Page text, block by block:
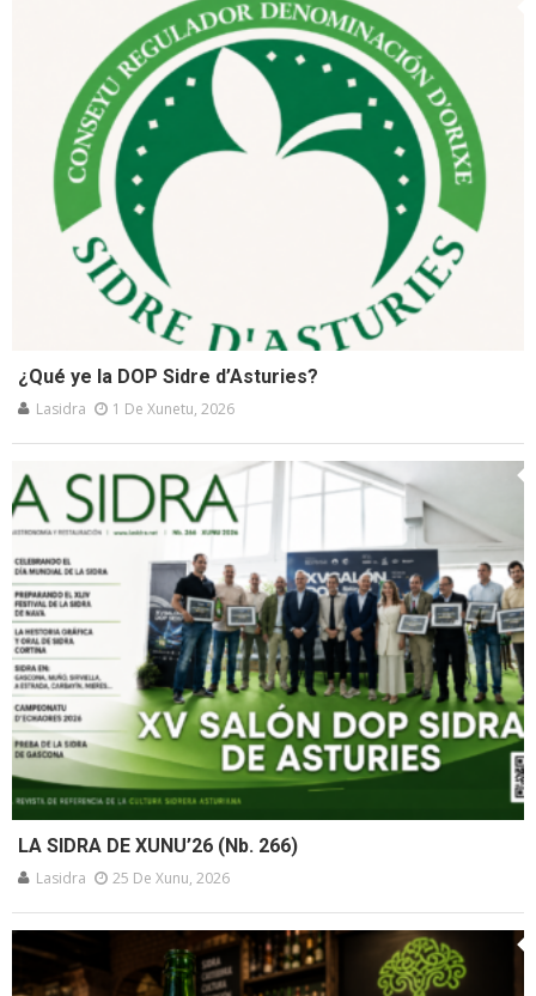
¿Qué ye la DOP Sidre d’Asturies?
Lasidra 1 De Xunetu, 2026
LA SIDRA DE XUNU’26 (Nb. 266)
Lasidra 25 De Xunu, 2026